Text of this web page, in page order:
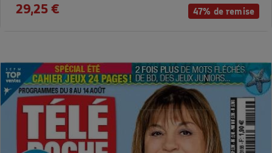
47% de remise
29,25 €